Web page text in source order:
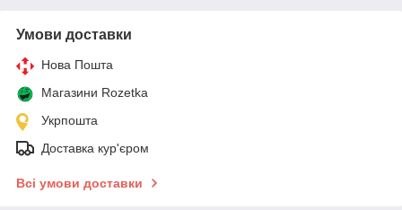
Умови доставки
Нова Пошта
Магазини Rozetka
Укрпошта
Доставка кур'єром
Всі умови доставки